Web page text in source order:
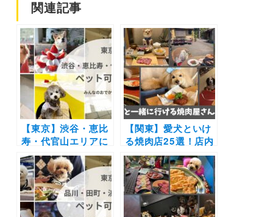
関連記事
【東京】渋谷・恵比
寿・代官山エリアに
あるペット可カフ
ェ・レストラン19
選！実際のおでかけ
レポ付き
【関東】愛犬といけ
る焼肉店25選！店内
や個室OK＆ワンち
ゃん用メニューがあ
るお店もご紹介（実
際のおでかけレポー
ト付き）